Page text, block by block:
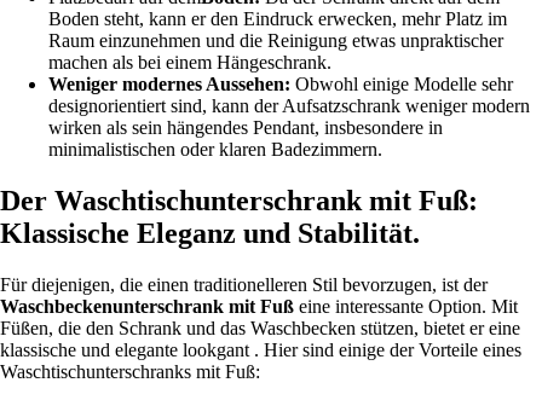
Boden steht, kann er den Eindruck erwecken, mehr Platz im
Raum einzunehmen und die Reinigung etwas unpraktischer
machen als bei einem Hängeschrank.
Weniger modernes Aussehen: Obwohl einige Modelle sehr
designorientiert sind, kann der Aufsatzschrank weniger modern
wirken als sein hängendes Pendant, insbesondere in
minimalistischen oder klaren Badezimmern.
Der Waschtischunterschrank mit Fuß:
Klassische Eleganz und Stabilität.
Für diejenigen, die einen traditionelleren Stil bevorzugen, ist der
Waschbeckenunterschrank mit Fuß eine interessante Option. Mit
Füßen, die den Schrank und das Waschbecken stützen, bietet er eine
klassische und elegante lookgant . Hier sind einige der Vorteile eines
Waschtischunterschranks mit Fuß: